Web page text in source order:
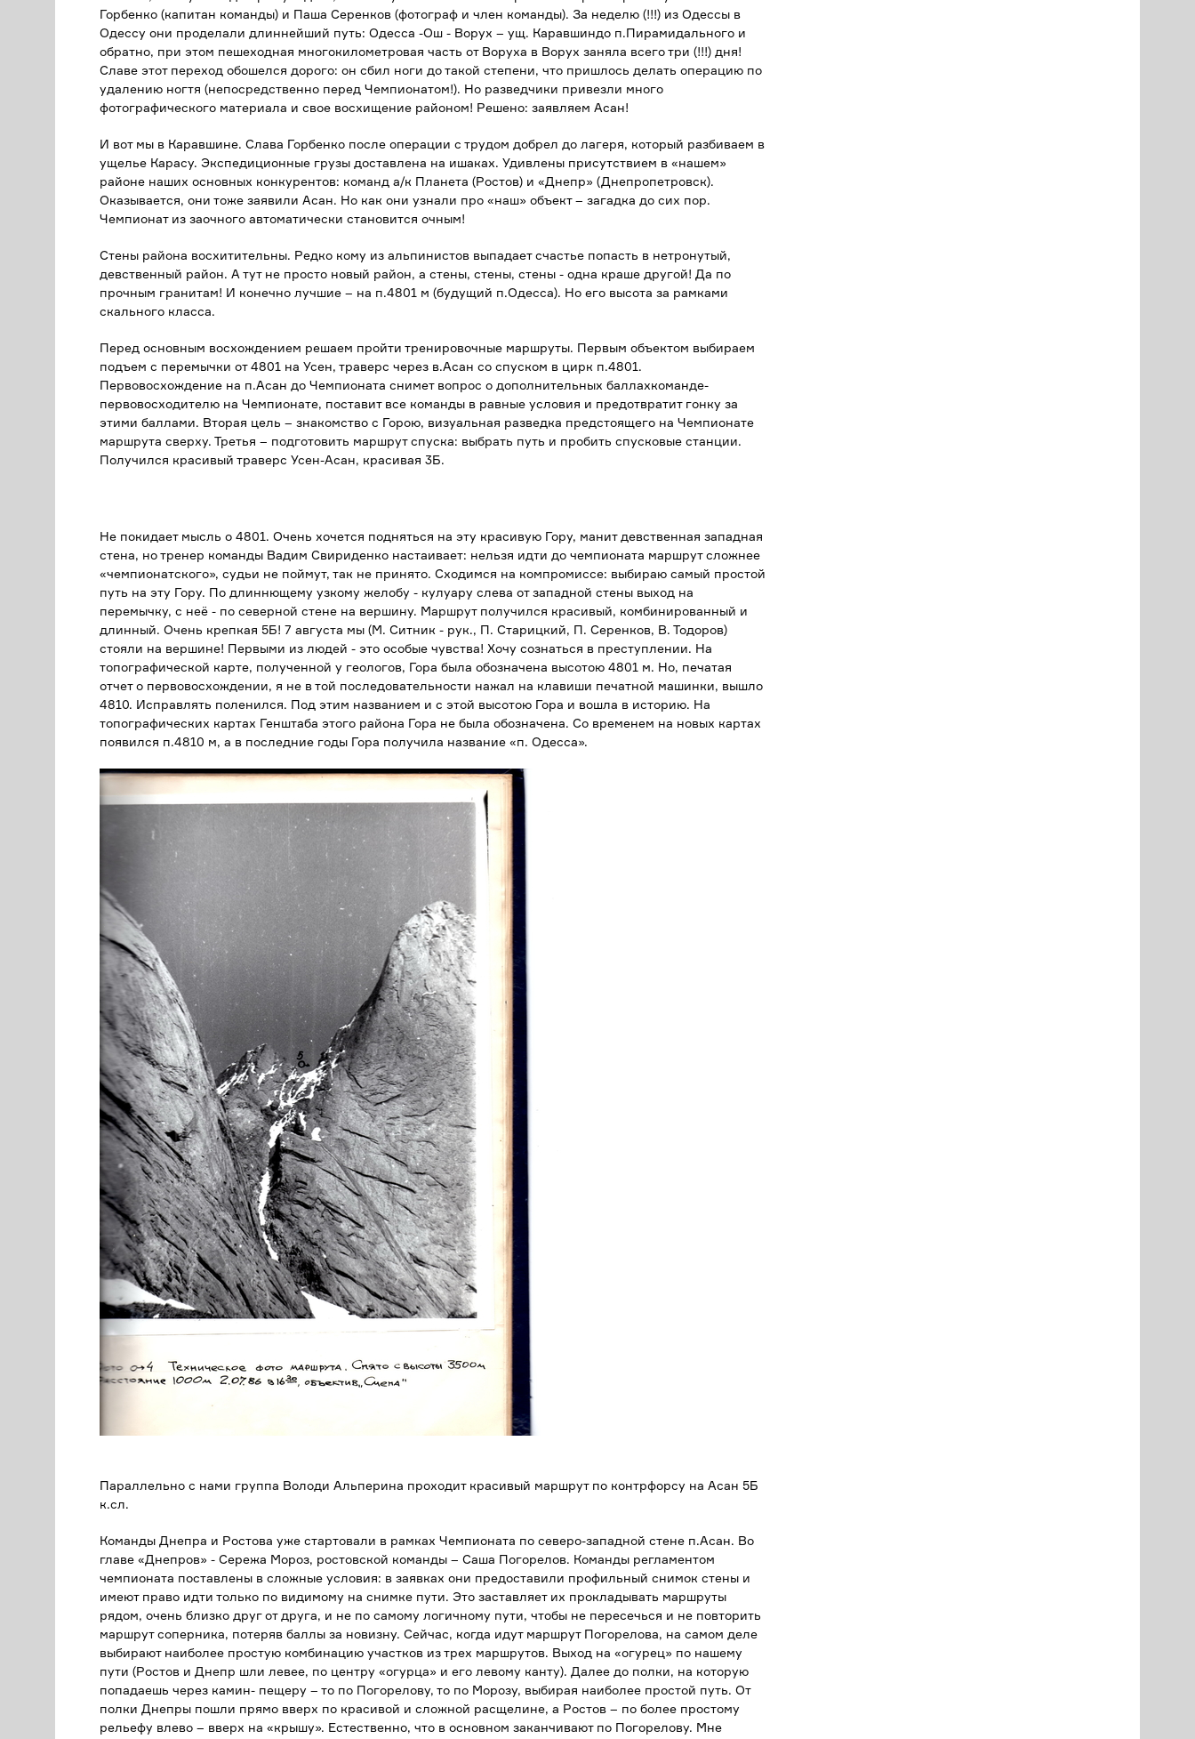
Горбенко (капитан команды) и Паша Серенков (фотограф и член команды). За неделю (!!!) из Одессы в
Одессу они проделали длиннейший путь: Одесса -Ош - Ворух – ущ. Каравшиндо п.Пирамидального и
обратно, при этом пешеходная многокилометровая часть от Воруха в Ворух заняла всего три (!!!) дня!
Славе этот переход обошелся дорого: он сбил ноги до такой степени, что пришлось делать операцию по
удалению ногтя (непосредственно перед Чемпионатом!). Но разведчики привезли много
фотографического материала и свое восхищение районом! Решено: заявляем Асан!
И вот мы в Каравшине. Слава Горбенко после операции с трудом добрел до лагеря, который разбиваем в
ущелье Карасу. Экспедиционные грузы доставлена на ишаках. Удивлены присутствием в «нашем»
районе наших основных конкурентов: команд а/к Планета (Ростов) и «Днепр» (Днепропетровск).
Оказывается, они тоже заявили Асан. Но как они узнали про «наш» объект – загадка до сих пор.
Чемпионат из заочного автоматически становится очным!
Стены района восхитительны. Редко кому из альпинистов выпадает счастье попасть в нетронутый,
девственный район. А тут не просто новый район, а стены, стены, стены - одна краше другой! Да по
прочным гранитам! И конечно лучшие – на п.4801 м (будущий п.Одесса). Но его высота за рамками
скального класса.
Перед основным восхождением решаем пройти тренировочные маршруты. Первым объектом выбираем
подъем с перемычки от 4801 на Усен, траверс через в.Асан со спуском в цирк п.4801.
Первовосхождение на п.Асан до Чемпионата снимет вопрос о дополнительных баллахкоманде-
первовосходителю на Чемпионате, поставит все команды в равные условия и предотвратит гонку за
этими баллами. Вторая цель – знакомство с Горою, визуальная разведка предстоящего на Чемпионате
маршрута сверху. Третья – подготовить маршрут спуска: выбрать путь и пробить спусковые станции.
Получился красивый траверс Усен-Асан, красивая 3Б.
Не покидает мысль о 4801. Очень хочется подняться на эту красивую Гору, манит девственная западная
стена, но тренер команды Вадим Свириденко настаивает: нельзя идти до чемпионата маршрут сложнее
«чемпионатского», судьи не поймут, так не принято. Сходимся на компромиссе: выбираю самый простой
путь на эту Гору. По длиннющему узкому желобу - кулуару слева от западной стены выход на
перемычку, с неё - по северной стене на вершину. Маршрут получился красивый, комбинированный и
длинный. Очень крепкая 5Б! 7 августа мы (М. Ситник - рук., П. Старицкий, П. Серенков, В. Тодоров)
стояли на вершине! Первыми из людей - это особые чувства! Хочу сознаться в преступлении. На
топографической карте, полученной у геологов, Гора была обозначена высотою 4801 м. Но, печатая
отчет о первовосхождении, я не в той последовательности нажал на клавиши печатной машинки, вышло
4810. Исправлять поленился. Под этим названием и с этой высотою Гора и вошла в историю. На
топографических картах Генштаба этого района Гора не была обозначена. Со временем на новых картах
появился п.4810 м, а в последние годы Гора получила название «п. Одесса».
Параллельно с нами группа Володи Альперина проходит красивый маршрут по контрфорсу на Асан 5Б
к.сл.
Команды Днепра и Ростова уже стартовали в рамках Чемпионата по северо-западной стене п.Асан. Во
главе «Днепров» - Сережа Мороз, ростовской команды – Саша Погорелов. Команды регламентом
чемпионата поставлены в сложные условия: в заявках они предоставили профильный снимок стены и
имеют право идти только по видимому на снимке пути. Это заставляет их прокладывать маршруты
рядом, очень близко друг от друга, и не по самому логичному пути, чтобы не пересечься и не повторить
маршрут соперника, потеряв баллы за новизну. Сейчас, когда идут маршрут Погорелова, на самом деле
выбирают наиболее простую комбинацию участков из трех маршрутов. Выход на «огурец» по нашему
пути (Ростов и Днепр шли левее, по центру «огурца» и его левому канту). Далее до полки, на которую
попадаешь через камин- пещеру – то по Погорелову, то по Морозу, выбирая наиболее простой путь. От
полки Днепры пошли прямо вверх по красивой и сложной расщелине, а Ростов – по более простому
рельефу влево – вверх на «крышу». Естественно, что в основном заканчивают по Погорелову. Мне